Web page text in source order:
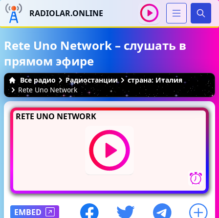
RADIOLAR.ONLINE
Rete Uno Network – слушать в
прямом эфире
Все радио Радиостанции
страна: Италия
Rete Uno Network
RETE UNO NETWORK
EMBED